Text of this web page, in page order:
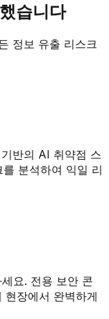
습니다
정보 유출 리스크
반의 AI 취약점 스
분석하여 익일 리
요. 전용 보안 콘
장에서 완벽하게